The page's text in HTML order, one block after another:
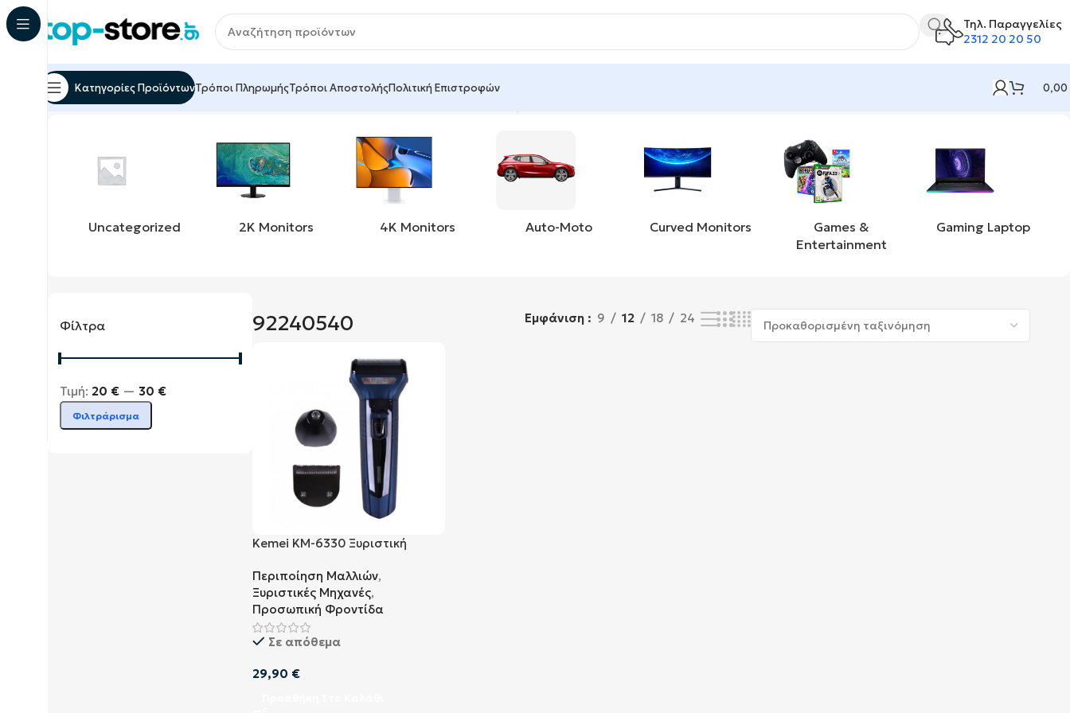
Τηλ. Παραγγελίες
2312 20 20 50
Κατηγορίες ΠροϊόντωνΤρόποι ΠληρωμήςΤρόποι ΑποστολήςΠολιτική Επιστροφών 0,00
Αρχική σελίδα Προϊόν upc
Uncategorized 2K Monitors 4K Monitors Auto-Moto Curved Monitors
Games &
Entertainment
Gaming Laptop
Φίλτρα
Φιλτράρισμα
Τιμή: 20 € — 30 €
92240540 Εμφάνιση 9 12 18 24
Kemei KM-6330 Ξυριστική
Περιποίηση Μαλλιών,
Ξυριστικές Μηχανές,
Προσωπική Φροντίδα
Σε απόθεμα
29,90 €